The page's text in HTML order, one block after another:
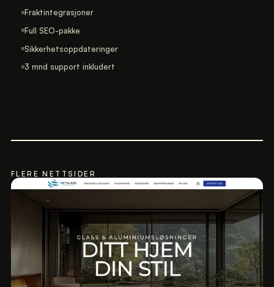
Fraktintegrasjoner
Full SEO-pakke
Sikkerhetsoppdateringer
3 mnd support inkludert
FLERE NETTSIDER